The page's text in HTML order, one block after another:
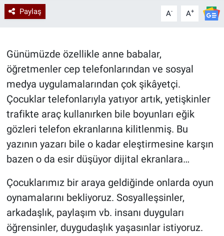
Paylaş A- A+
Günümüzde özellikle anne babalar,
öğretmenler cep telefonlarından ve sosyal
medya uygulamalarından çok şikâyetçi.
Çocuklar telefonlarıyla yatıyor artık, yetişkinler
trafikte araç kullanırken bile boyunları eğik
gözleri telefon ekranlarına kilitlenmiş. Bu
yazının yazarı bile o kadar eleştirmesine karşın
bazen o da esir düşüyor dijital ekranlara…
Çocuklarımız bir araya geldiğinde onlarda oyun
oynamalarını bekliyoruz. Sosyalleşsinler,
arkadaşlık, paylaşım vb. insanı duyguları
öğrensinler, duygudaşlık yaşasınlar istiyoruz.
Kadın & Aile
Sağlık
Siyaset
Teknoloji
Yazarlar
Astroloji-Rüya